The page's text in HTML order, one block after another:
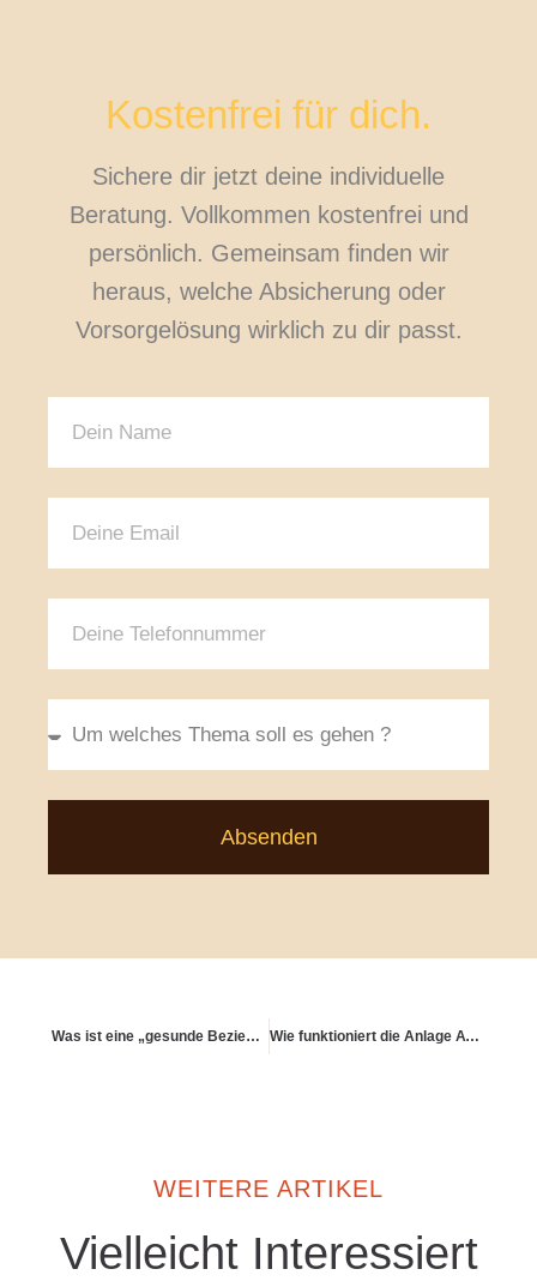
Kostenfrei für dich.
Sichere dir jetzt deine individuelle
Beratung. Vollkommen kostenfrei und
persönlich. Gemeinsam finden wir
heraus, welche Absicherung oder
Vorsorgelösung wirklich zu dir passt.
Absenden
Was ist eine „gesunde Beziehung zum Geld“ im Alter? Wie funktioniert die Anlage AV in der Steuererklärung?
WEITERE ARTIKEL
Vielleicht Interessiert